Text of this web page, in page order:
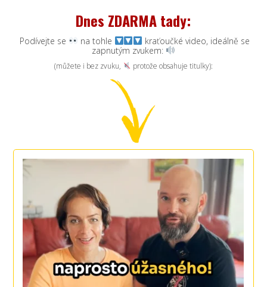
Dnes ZDARMA tady:
Podívejte se na tohle
kraťoučké video, ideálně se
zapnutým zvukem:
(můžete i bez zvuku, protože obsahuje titulky):